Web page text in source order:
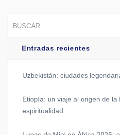
Entradas recientes
Uzbekistán: ciudades
Etiopía: un viaje al origen de la
espiritualidad